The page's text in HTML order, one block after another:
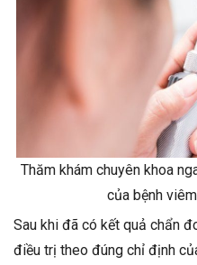
Thăm khám chuyên khoa
của bệnh
Sau khi đã có kết quả chẩn
điều trị theo đúng chỉ định